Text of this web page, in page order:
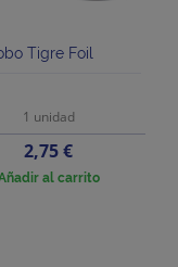
Tigre Foil
1 unidad
Precio
2,75 €
al carrito